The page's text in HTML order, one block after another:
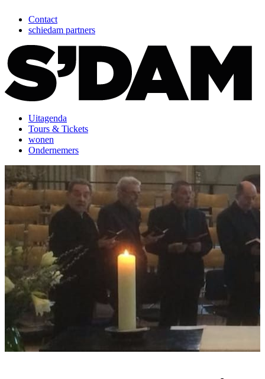
Contact
schiedam partners
Uitagenda
Tours & Tickets
wonen
Ondernemers